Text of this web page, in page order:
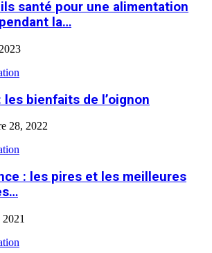
santé pour une alimentation
la…
les bienfaits de l’oignon
28, 2022
: les pires et les meilleures